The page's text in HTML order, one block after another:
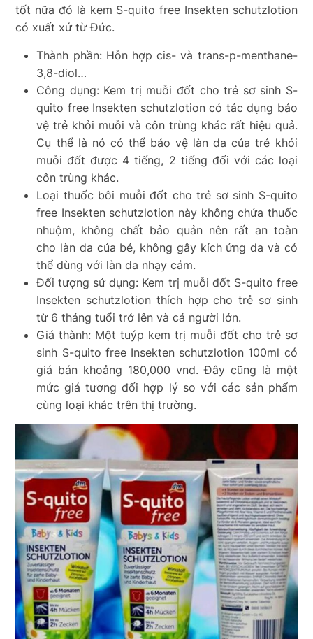
tốt nữa đó là kem S-quito free Insekten schutzlotion
có xuất xứ từ Đức.
Thành phần: Hỗn hợp cis- và trans-p-menthane-
3,8-diol…
Công dụng: Kem trị muỗi đốt cho trẻ sơ sinh S-
quito free Insekten schutzlotion có tác dụng bảo
vệ trẻ khỏi muỗi và côn trùng khác rất hiệu quả.
Cụ thể là nó có thể bảo vệ làn da của trẻ khỏi
muỗi đốt được 4 tiếng, 2 tiếng đối với các loại
côn trùng khác.
Loại thuốc bôi muỗi đốt cho trẻ sơ sinh S-quito
free Insekten schutzlotion này không chứa thuốc
nhuộm, không chất bảo quản nên rất an toàn
cho làn da của bé, không gây kích ứng da và có
thể dùng với làn da nhạy cảm.
Đối tượng sử dụng: Kem trị muỗi đốt S-quito free
Insekten schutzlotion thích hợp cho trẻ sơ sinh
từ 6 tháng tuổi trở lên và cả người lớn.
Giá thành: Một tuýp kem trị muỗi đốt cho trẻ sơ
sinh S-quito free Insekten schutzlotion 100ml có
giá bán khoảng 180,000 vnd. Đây cũng là một
mức giá tương đối hợp lý so với các sản phẩm
cùng loại khác trên thị trường.